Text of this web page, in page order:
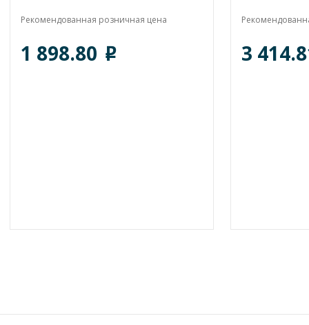
Рекомендованная розничная цена
1 898.80 o 3